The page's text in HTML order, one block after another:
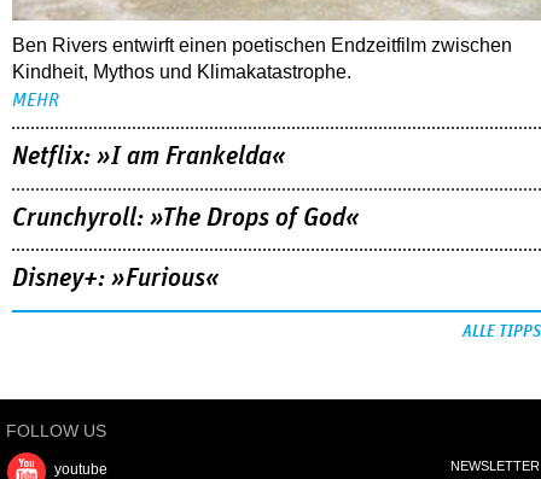
Ben Rivers entwirft einen poetischen Endzeitfilm zwischen
Kindheit, Mythos und Klimakatastrophe.
MEHR
Netflix: »I am Frankelda«
Crunchyroll: »The Drops of God«
Disney+: »Furious«
ALLE TIPPS
FOLLOW US
youtube NEWSLETTER